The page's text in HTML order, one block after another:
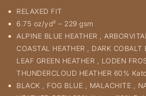
RELAXED FIT
6.75 oz/yd² – 229 gsm
ALPINE BLUE HEATHER ,
COASTAL HEATHER , DARK COBALT
LEAF GREEN HEATHER , LODEN
THUNDERCLOUD HEATHER 60%
BLACK , FOG BLUE , MALACHITE ,